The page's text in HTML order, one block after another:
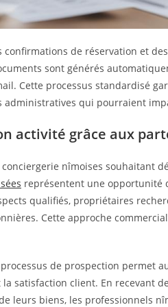
confirmations de réservation et
sont générés
Cette processus standardisé
administratives qui pourraient
activité grâce aux
conciergerie nîmoises souhaitant
représentent une opportunité
qualifiés, propriétaires
Cette approche
processus de prospection permet
satisfaction client. En recevant
leurs biens, les professionnels